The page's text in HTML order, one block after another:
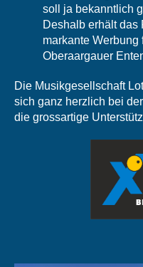
soll ja bekanntlich
Deshalb erhält das
markante Werbung
Oberaargauer
Die Musikgesellschaft
sich ganz herzlich bei
die grossartige